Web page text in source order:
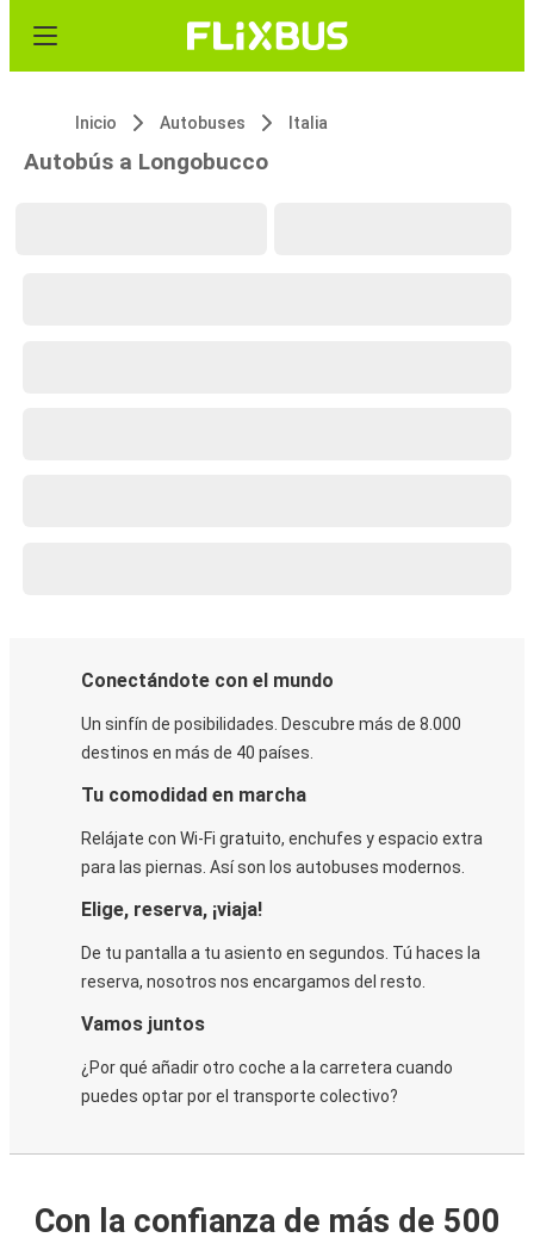
Inicio Autobuses Italia
Autobús a Longobucco
Conectándote con el mundo
Un sinfín de posibilidades. Descubre más de 8.000
destinos en más de 40 países.
Tu comodidad en marcha
Relájate con Wi-Fi gratuito, enchufes y espacio extra
para las piernas. Así son los autobuses modernos.
Elige, reserva, ¡viaja!
De tu pantalla a tu asiento en segundos. Tú haces la
reserva, nosotros nos encargamos del resto.
Vamos juntos
¿Por qué añadir otro coche a la carretera cuando
puedes optar por el transporte colectivo?
Con la confianza de más de 500